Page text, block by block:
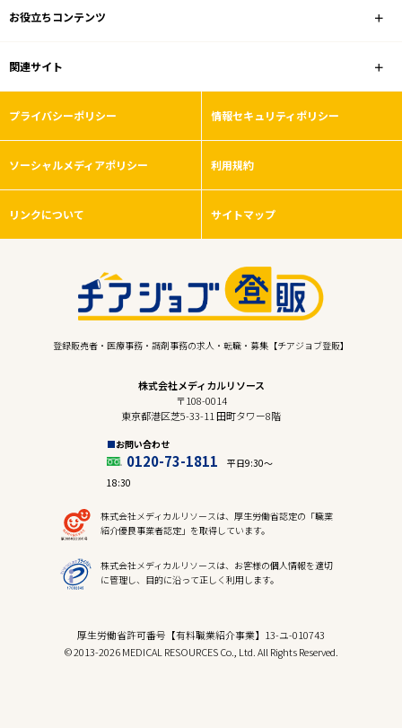
お役立ちコンテンツ
関連サイト
プライバシーポリシー 情報セキュリティポリシー
ソーシャルメディアポリシー 利用規約
リンクについて サイトマップ
登録販売者・医療事務・調剤事務の求人・転職・募集【チアジョブ登販】
株式会社メディカルリソース
〒108-0014
東京都港区芝5-33-11 田町タワー8階
お問い合わせ
0120-73-1811
平日9:30〜
18:30
株式会社メディカルリソースは、厚生労働省認定の「職業
紹介優良事業者認定」を取得しています。
株式会社メディカルリソースは、お客様の個人情報を適切
に管理し、目的に沿って正しく利用します。
厚生労働省許可番号【有料職業紹介事業】13-ユ-010743
© 2013-2026 MEDICAL RESOURCES Co., Ltd. All Rights Reserved.